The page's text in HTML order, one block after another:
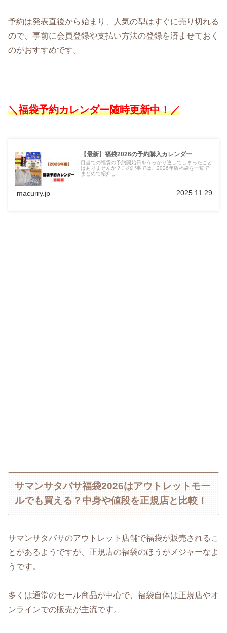
予約は発表直後から始まり、人気の型はすぐに売り切れる
ので、事前に会員登録や支払い方法の登録を済ませておく
のがおすすめです。
＼福袋予約カレンダー随時更新中！／
【最新】福袋2026の予約購入カレンダー
目当ての福袋の予約開始日をうっかり逃してしまったこと
はありませんか？この記事では、2026年版福袋を一覧で
まとめて紹介し...
macurry.jp 2025.11.29
サマンサタバサ福袋2026はアウトレットモー
ルでも買える？中身や値段を正規店と比較！
サマンサタバサのアウトレット店舗で福袋が販売されるこ
とがあるようですが、正規店の福袋のほうがメジャーなよ
うです。
多くは通常のセール商品が中心で、福袋自体は正規店やオ
ンラインでの販売が主流です。